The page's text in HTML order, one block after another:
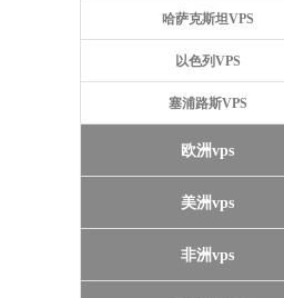
哈萨克斯坦VPS
以色列VPS
塞浦路斯VPS
欧洲vps
美洲vps
非洲vps